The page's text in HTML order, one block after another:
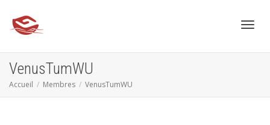
VenusTumWU
Accueil Membres VenusTumWU